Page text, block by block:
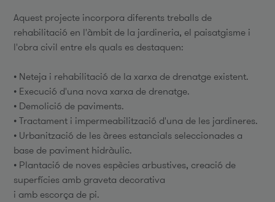
Aquest projecte incorpora diferents treballs de
rehabilitació en l'àmbit de la jardineria, el paisatgisme i
l'obra civil entre els quals es destaquen:
• Neteja i rehabilitació de la xarxa de drenatge existent.
• Execució d'una nova xarxa de drenatge.
• Demolició de paviments.
• Tractament i impermeabilització d'una de les jardineres.
• Urbanització de les àrees estancials seleccionades a
base de paviment hidràulic.
• Plantació de noves espècies arbustives, creació de
superfícies amb graveta decorativa
i amb escorça de pi.